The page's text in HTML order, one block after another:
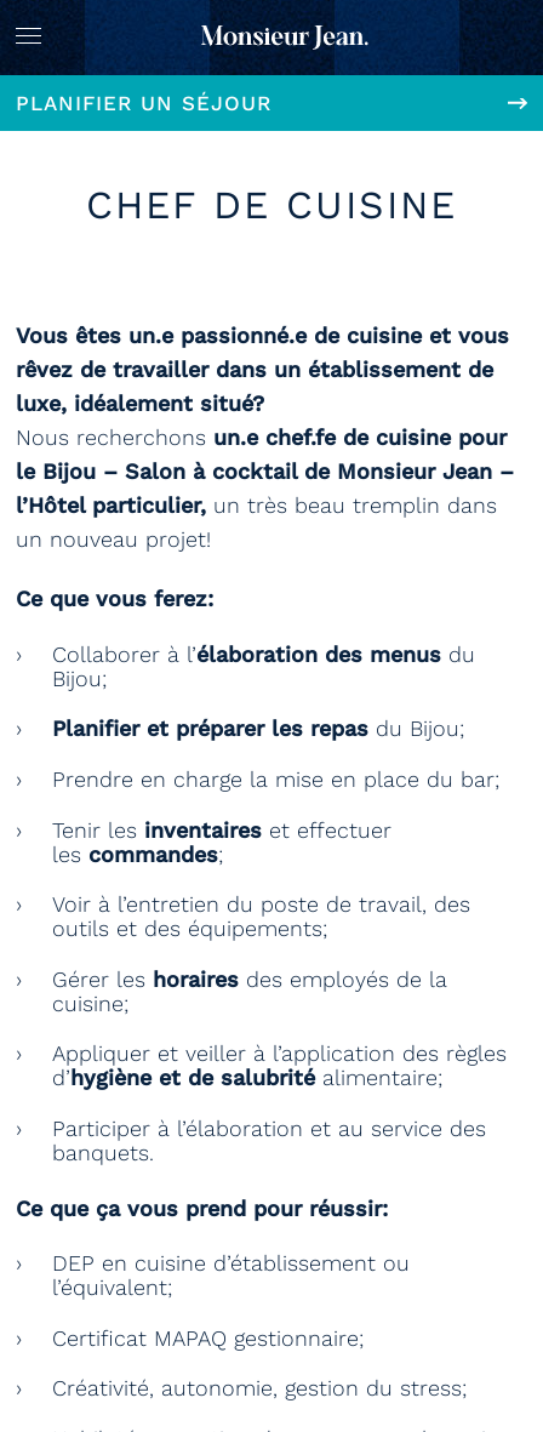
PLANIFIER UN SÉJOUR
CHEF DE CUISINE
Vous êtes un.e passionné.e de cuisine et vous
rêvez de travailler dans un établissement de
luxe, idéalement situé?
Nous recherchons un.e chef.fe de cuisine pour
le Bijou – Salon à cocktail de Monsieur Jean –
l’Hôtel particulier, un très beau tremplin dans
un nouveau projet!
Ce que vous ferez:
Collaborer à l’élaboration des menus du
Bijou;
Planifier et préparer les repas du Bijou;
Prendre en charge la mise en place du bar;
Tenir les inventaires et effectuer
les commandes;
Voir à l’entretien du poste de travail, des
outils et des équipements;
Gérer les horaires des employés de la
cuisine;
Appliquer et veiller à l’application des règles
d’hygiène et de salubritéalimentaire;
Participer à l’élaboration et au service des
banquets.
Ce que ça vous prend pour réussir:
DEP en cuisine d’établissement ou
l’équivalent;
Certificat MAPAQ gestionnaire;
Créativité, autonomie, gestion du stress;